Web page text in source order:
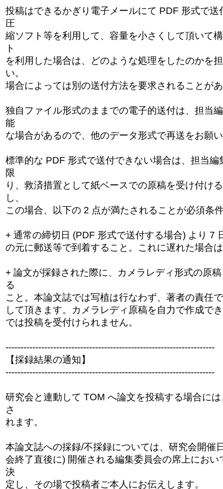
投稿はできるかぎり電子メールにて PDF 形式で
圧
縮ソフト等を利用して、容量を小さくして頂いて
ト
を利用した場合は、どのような処理をしたのかを
い。
場合によっては別の送付方法を要求されることが
独自ファイル形式のままでの電子的送付は、担当
能
な場合があるので、他のデータ形式で再送をお願
標準的な PDF 形式で送付できない場合は、担当
限
り、救済措置として紙ベースでの原稿を受け付け
し、
この場合、以下の 2 点が満たされることが必須条
+ 通常の締切日 (PDF 形式で送付する場合) より 7
の元に郵送等で到着すること。これに遅れた場合
+ 論文が採録された際に、カメラレディ形式の原
る
こと。本論文誌では写植は行なわず、著者の責任
して頂きます。カメラレディ原稿を自力で作成で
では投稿を受付けられません。
----------------------------------------------------------------------
【採録結果の通知】
----------------------------------------------------------------------
研究会と連動して TOM へ論文を投稿する場合に
さ
れます。
本論文誌への採録/不採録については、研究会開催
会終了直後に) 開催される編集委員会の席上にお
決
定し、その場で投稿者ご本人にお伝えします。